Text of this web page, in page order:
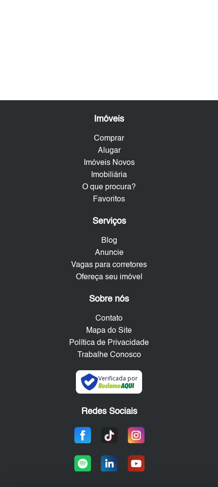
Imóveis
Comprar
Alugar
Imóveis Novos
Imobiliária
O que procura?
Favoritos
Serviços
Blog
Anuncie
Vagas para corretores
Ofereça seu imóvel
Sobre nós
Contato
Mapa do Site
Política de Privacidade
Trabalhe Conosco
Verificada por
Redes Sociais